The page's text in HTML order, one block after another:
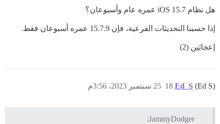
هل نظام iOS 15.7 عمره عام وأسبوعان؟
إذا حسبنا التحديثات الفرعية، فإن 15.7.9 عمره أسبوعان فقط.
إعجابَين (2)
Ed_S (Ed S) 25 سبتمبر 2023، 3:56م 18
JammyDodger: